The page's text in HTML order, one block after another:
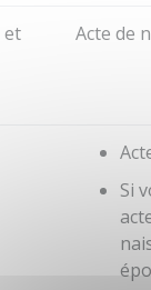
et
Acte de
Si